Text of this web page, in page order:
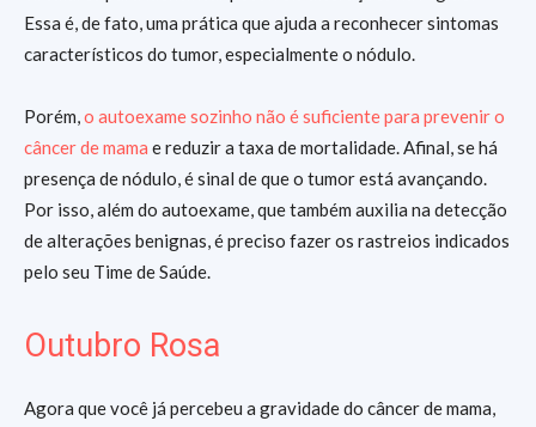
Essa é, de fato, uma prática que ajuda a reconhecer sintomas
característicos do tumor, especialmente o nódulo.
Porém,o autoexame sozinho não é suficiente para prevenir o
câncer de mama e reduzir a taxa de mortalidade. Afinal, se há
presença de nódulo, é sinal de que o tumor está avançando.
Por isso, além do autoexame, que também auxilia na detecção
de alterações benignas, é preciso fazer os rastreios indicados
pelo seu Time de Saúde.
Outubro Rosa
Agora que você já percebeu a gravidade do câncer de mama,